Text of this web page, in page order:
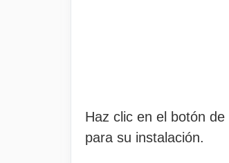
Haz clic en el botón de
para su instalación.